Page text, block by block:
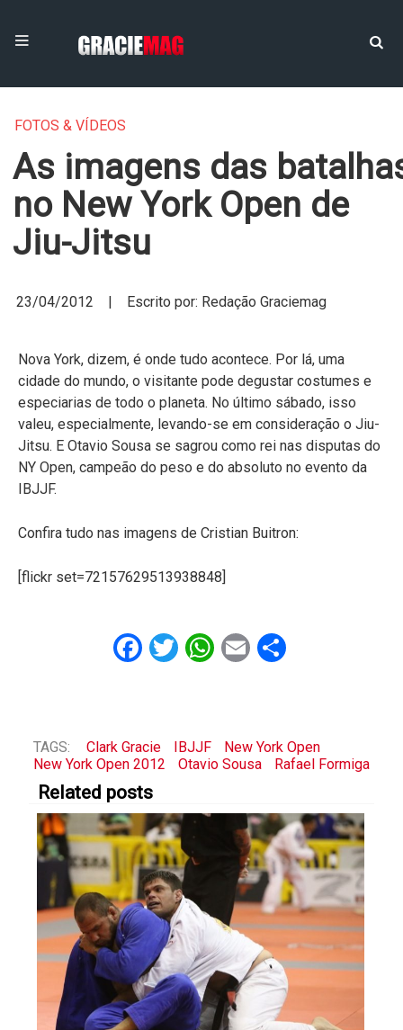
FOTOS & VÍDEOS
As imagens das
no New York Open de
Jiu-Jitsu
23/04/2012 | Escrito por: Redação Graciemag
Nova York, dizem, é onde tudo acontece. Por lá, uma
cidade do mundo, o visitante pode degustar costumes e
especiarias de todo o planeta. No último sábado, isso
valeu, especialmente, levando-se em consideração o Jiu-
Jitsu. E Otavio Sousa se sagrou como rei nas disputas do
NY Open, campeão do peso e do absoluto no evento da
IBJJF.
Confira tudo nas imagens de Cristian Buitron:
[flickr set=72157629513938848]
Facebook
Twitter
WhatsApp
EmailShare
TAGS: Clark Gracie IBJJF
New York Open
New York Open 2012
Otavio Sousa Rafael Formiga
Related posts